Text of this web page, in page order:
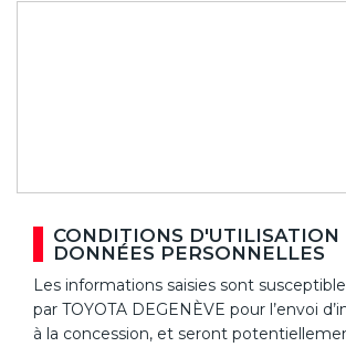
CONDITIONS D'UTILISATION
DONNÉES PERSONNELLES
Les informations saisies sont
par TOYOTA DEGENÈVE pour l’envoi
à la concession, et seront